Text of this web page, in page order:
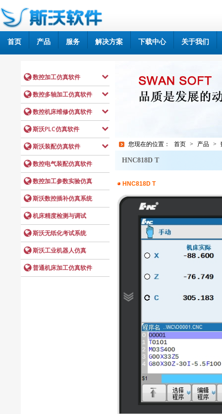
首页 产品 服务 解决方案 下载中心 关于我们
您现在的位置： 首页 > 产品 >
HNC818D T
HNC818D T